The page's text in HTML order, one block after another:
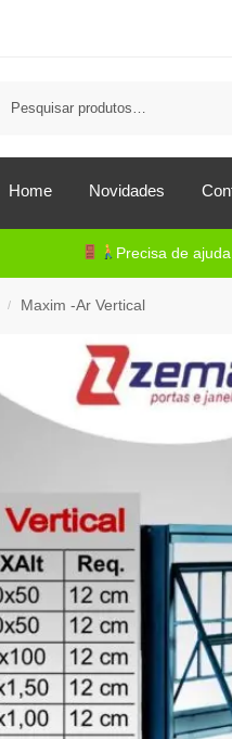
Home Novidades
Precisa de
/ Maxim -Ar Vertical